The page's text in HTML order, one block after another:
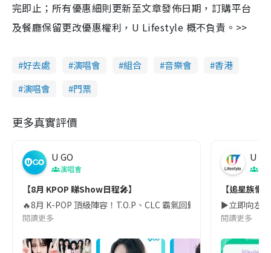
完即止；所有優惠細則更新至文章發佈日期，訂購平台
及餐廳保留更改優惠權利，U Lifestyle 概不負責。>>
好去處 演唱會 組合 音樂會
香港
演唱會
門票
更多真實評價
U GO
演唱會
【8月 KPOP 睇Show日程🎤】
🔥8月 K-POP 頂級陣容！T.O.P、CLC 霸氣回歸，ILLIT甜
閱讀更多
U
【追星族懶
►立即向左
閱讀更多